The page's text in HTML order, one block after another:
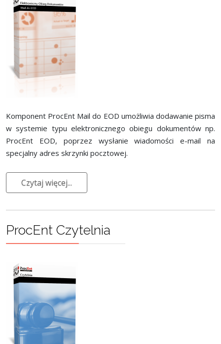
Komponent ProcEnt Mail do EOD umożliwia dodawanie pisma
w systemie typu elektronicznego obiegu dokumentów np.
ProcEnt EOD, poprzez wysłanie wiadomości e-mail na
specjalny adres skrzynki pocztowej.
Czytaj więcej...
ProcEnt Czytelnia